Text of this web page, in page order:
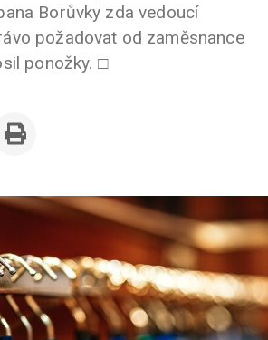
Borůvky zda vedoucí
požadovat od zaměsnance
ponožky. □